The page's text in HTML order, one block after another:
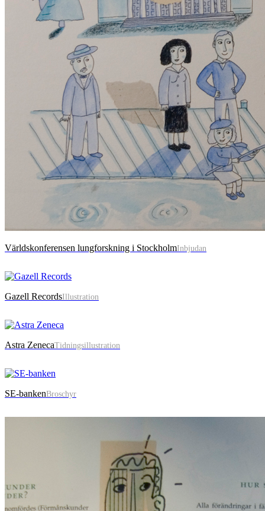
Världskonferensen lungforskning i StockholmInbjudan
Gazell RecordsIllustration
Astra ZenecaTidningsillustration
SE-bankenBroschyr